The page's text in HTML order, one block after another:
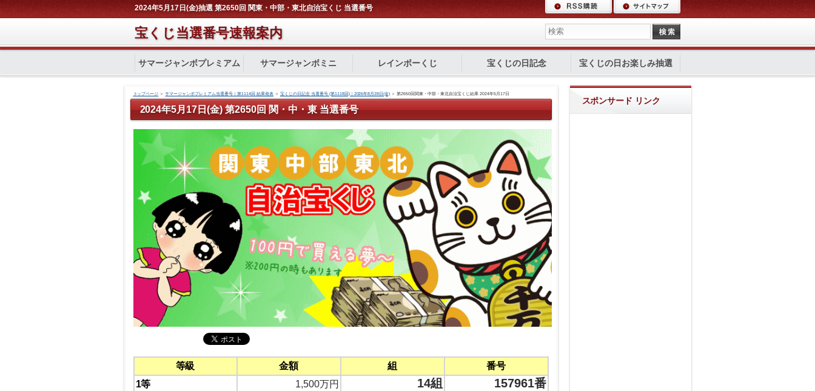
2024年5月17日(金)抽選 第2650回 関東・中部・東北自治宝くじ 当選番号
宝くじ当選番号速報案内
サマージャンボプレミアム サマージャンボミニ レインボーくじ 宝くじの日記念 宝くじの日お楽しみ抽選
トップページ ＞サマージャンボプレミアム当選番号｜第1114回 結果発表＞ 宝くじの日記念 当選番号 (第1118回)｜2026年8月28日(金) ＞第2650回関東・中部・東北自治宝くじ結果 2024年5月17日
2024年5月17日(金) 第2650回 関・中・東 当選番号
等級 金額 組
番号
1等
1,500万円 14組 157961番
スポンサード リンク